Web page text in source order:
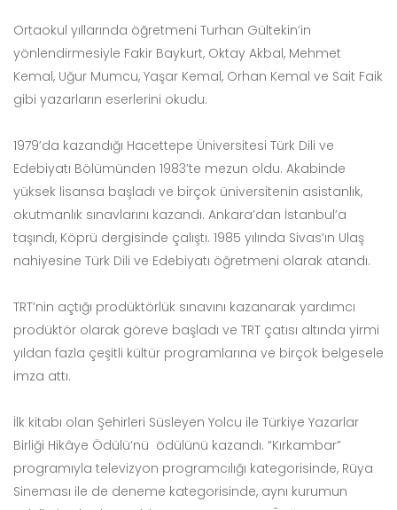
Ortaokul yıllarında öğretmeni Turhan Gültekin’in
yönlendirmesiyle Fakir Baykurt, Oktay Akbal, Mehmet
Kemal, Uğur Mumcu, Yaşar Kemal, Orhan Kemal ve Sait Faik
gibi yazarların eserlerini okudu.
1979’da kazandığı Hacettepe Üniversitesi Türk Dili ve
Edebiyatı Bölümünden 1983’te mezun oldu. Akabinde
yüksek lisansa başladı ve birçok üniversitenin asistanlık,
okutmanlık sınavlarını kazandı. Ankara’dan İstanbul’a
taşındı, Köprü dergisinde çalıştı. 1985 yılında Sivas’ın Ulaş
nahiyesine Türk Dili ve Edebiyatı öğretmeni olarak atandı.
TRT’nin açtığı prodüktörlük sınavını kazanarak yardımcı
prodüktör olarak göreve başladı ve TRT çatısı altında yirmi
yıldan fazla çeşitli kültür programlarına ve birçok belgesele
imza attı.
İlk kitabı olan Şehirleri Süsleyen Yolcu ile Türkiye Yazarlar
Birliği Hikâye Ödülü’nü ödülünü kazandı. “Kırkambar”
programıyla televizyon programcılığı kategorisinde, Rüya
Sineması ile de deneme kategorisinde, aynı kurumun